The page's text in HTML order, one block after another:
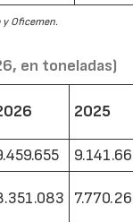
Oficemen.
en toneladas)
2025